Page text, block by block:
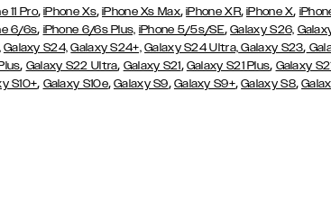
11 Pro,iPhone Xs,iPhone Xs Max,iPhone XR,iPhone X,
6/6s, iPhone 6/6s Plus, iPhone 5/5s/SE,Galaxy S26,
Galaxy S24, Galaxy S24+, Galaxy S24 Ultra, Galaxy S23,
, Galaxy S22 Ultra, Galaxy S21, Galaxy S21 Plus, Galaxy
S10+, Galaxy S10e,Galaxy S9, Galaxy S9+,Galaxy S8,